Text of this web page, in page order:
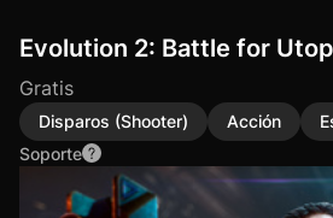
Evolution 2: Battle for
Gratis
Disparos (Shooter) Acción
Soporte